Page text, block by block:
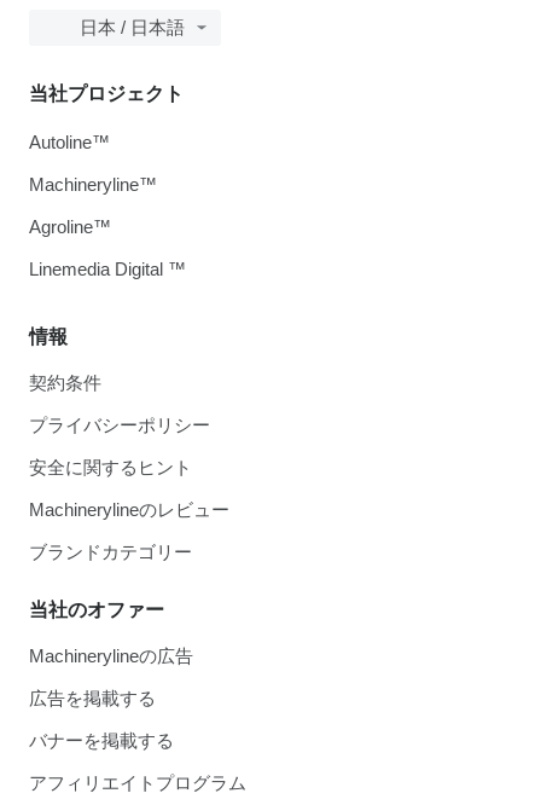
日本 / 日本語
情報
契約条件
プライバシーポリシー
安全に関するヒント
Machinerylineのレビュー
ブランドカテゴリー
当社のオファー
Machinerylineの広告
広告を掲載する
バナーを掲載する
アフィリエイトプログラム
当社プロジェクト
Autoline™
Machineryline™
Agroline™
Linemedia Digital ™